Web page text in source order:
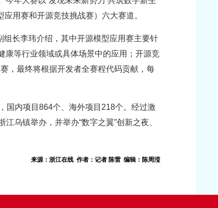
用赛和开源竞技挑战赛）六大赛道。
组长李玮介绍，其中开源模型应用赛主要针
康等行业领域或具体场景中的应用；开源竞
，最终将根据开发者全赛程代码贡献，每
国内项目864个、海外项目218个。经过激
乌镇举办，并举办“数字之翼”创新之夜、
来源：浙江在线 作者：记者 陈雷 编辑：陈周滢